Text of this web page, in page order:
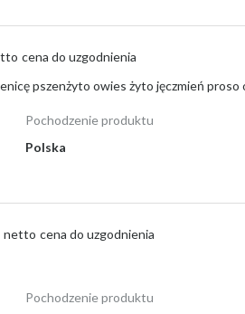
cena do uzgodnienia
Pochodzenie produktu
Polska
netto cena do uzgodnienia
Pochodzenie produktu